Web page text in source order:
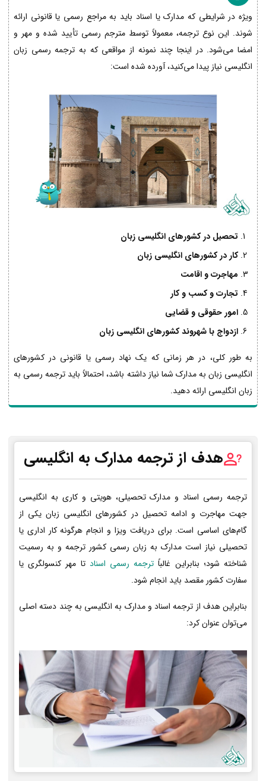
ویژه در شرایطی که مدارک یا اسناد باید به مراجع رسمی یا قانونی ارائه
شوند. این نوع ترجمه، معمولاً توسط مترجم رسمی تأیید شده و مهر و
امضا می‌شود. در اینجا چند نمونه از مواقعی که به ترجمه رسمی زبان
انگلیسی نیاز پیدا می‌کنید، آورده شده است:
تحصیل در کشورهای انگلیسی زبان
کار در کشورهای انگلیسی زبان
مهاجرت و اقامت
تجارت و کسب و کار
امور حقوقی و قضایی
ازدواج با شهروند کشورهای انگلیسی زبان
به طور کلی، در هر زمانی که یک نهاد رسمی یا قانونی در کشورهای
انگلیسی زبان به مدارک شما نیاز داشته باشد، احتمالاً باید ترجمه رسمی به
زبان انگلیسی ارائه دهید.
هدف از ترجمه مدارک به انگلیسی
ترجمه رسمی اسناد و مدارک تحصیلی، هویتی و کاری به انگلیسی
جهت مهاجرت و ادامه تحصیل در کشورهای انگلیسی زبان یکی از
گام‌های اساسی است. برای دریافت ویزا و انجام هرگونه کار اداری یا
تحصیلی نیاز است مدارک به زبان رسمی کشور ترجمه و به رسمیت
شناخته شود؛ بنابراین غالباً ترجمه رسمی اسناد تا مهر کنسولگری یا
سفارت کشور مقصد باید انجام شود.
بنابراین هدف از ترجمه اسناد و مدارک به انگلیسی به چند دسته اصلی
می‌توان عنوان کرد: